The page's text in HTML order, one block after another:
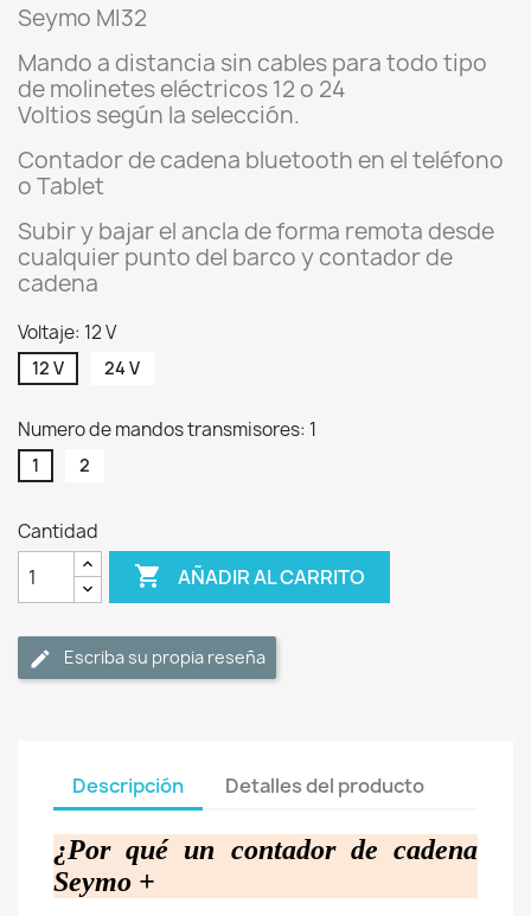
Seymo MI32
Mando a distancia sin cables para todo tipo
de molinetes eléctricos 12 o 24
Voltiossegún la selección.
Contador de cadena bluetooth en el teléfono
o Tablet
Subir y bajar el ancla de forma remota desde
cualquier punto del barco y contador de
cadena
Voltaje: 12 V
12 V 24 V
Numero de mandos transmisores: 1
1 2
Cantidad
 AÑADIR AL CARRITO
Escriba su propia reseña
Descripción Detalles del producto
¿Por qué un contador de cadena
Seymo +